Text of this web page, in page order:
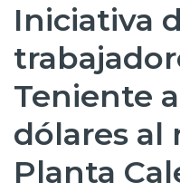
Operaciones
Iniciativa
Teniente
dólares al
Planta